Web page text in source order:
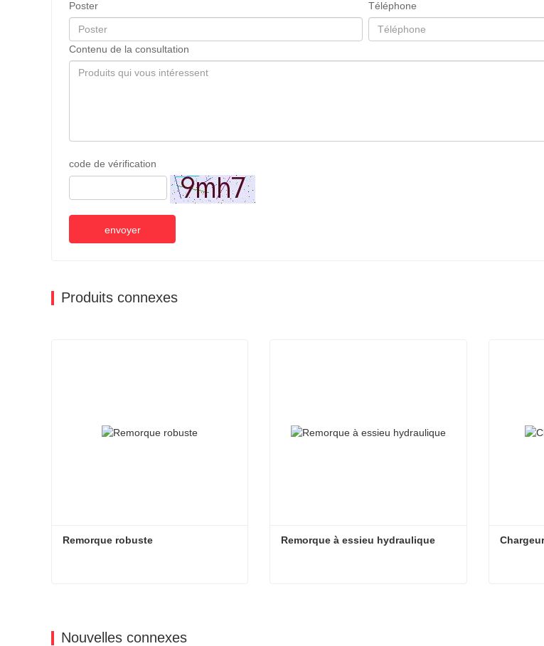
Poster Téléphone
Contenu de la consultation
code de vérification
envoyer
Produits connexes
Remorque robuste Remorque à essieu hydraulique
Nouvelles connexes